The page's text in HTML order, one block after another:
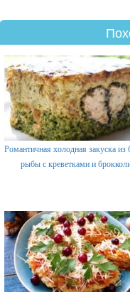
Романтичная холодная закуска из
рыбы с креветками и